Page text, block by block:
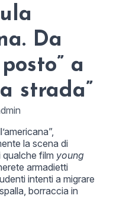
Da
a
strada”
la scena di
film young
armadietti
intenti a migrare
borraccia in